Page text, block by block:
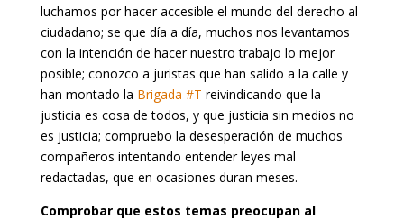
luchamos por hacer accesible el mundo del derecho al
ciudadano; se que día a día, muchos nos levantamos
con la intención de hacer nuestro trabajo lo mejor
posible; conozco a juristas que han salido a la calle y
han montado la Brigada #T reivindicando que la
justicia es cosa de todos, y que justicia sin medios no
es justicia; compruebo la desesperación de muchos
compañeros intentando entender leyes mal
redactadas, que en ocasiones duran meses.
Comprobar que estos temas preocupan al